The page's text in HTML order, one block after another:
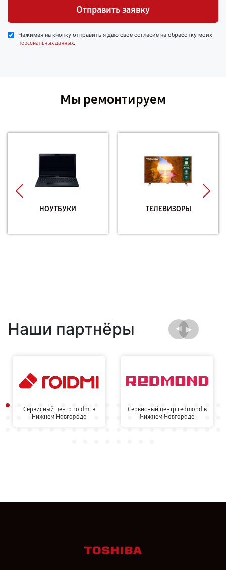
Отправить заявку
Нажимая на кнопку отправить я даю свое согласие на обработку моих
персональных данных.
Мы ремонтируем
НОУТБУКИ ТЕЛЕВИЗОРЫ
Наши партнёры
Сервисный центр roidmi в
Нижнем Новгороде
Сервисный центр redmond в
Нижнем Новгороде